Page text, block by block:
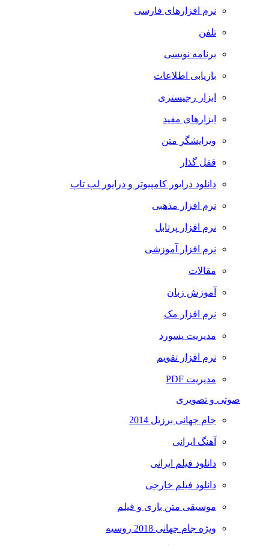
نرم افزارهای فارسی
تلفن
برنامه نویسی
بازیابی اطلاعات
ابزار رجیستری
ابزارهای مفید
ویرایشگر متن
قفل گذار
دانلود درایور کامپیوتر و درایور لپ تاپ
نرم افزار مذهبی
نرم افزار پرتابل
نرم افزار آموزشی
مقالات
آموزش زبان
نرم افزار مک
مدیریت پسورد
نرم افزار تقویم
مدیریت PDF
صوتی و تصویری
جام جهانی برزیل 2014
آهنگ ایرانی
دانلود فیلم ایرانی
دانلود فیلم خارجی
موسیقی متن بازی و فیلم
ویژه جام جهانی 2018 روسیه